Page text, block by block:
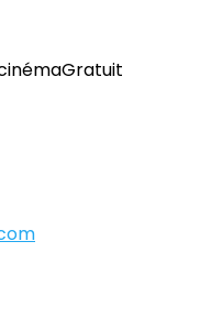
Gratuit